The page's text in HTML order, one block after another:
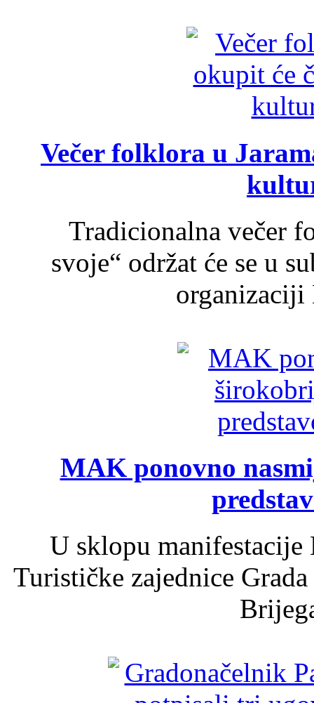
Večer folklora u
Tradicionalna večer
svoje“ održat će se u
organizaciji
MAK ponovno
U sklopu
Turističke zajednice